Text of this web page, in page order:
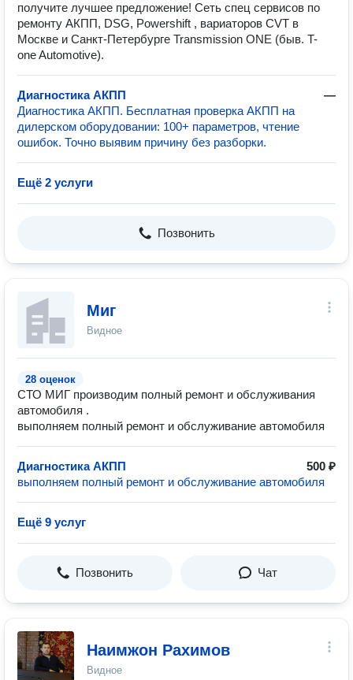
получите лучшее предложение! Сеть спец сервисов по
ремонту АКПП, DSG, Powershift , вариаторов CVT в
Москве и Санкт-Петербурге Transmission ONE (быв. T-
one Automotive).
Диагностика АКПП
—
Диагностика АКПП. Бесплатная проверка АКПП на
дилерском оборудовании: 100+ параметров, чтение
ошибок. Точно выявим причину без разборки.
Ещё 2 услуги
Позвонить
Миг
Видное
28 оценок
СТО МИГ производим полный ремонт и обслуживания
автомобиля .
выполняем полный ремонт и обслуживание автомобиля
Диагностика АКПП
500 ₽
выполняем полный ремонт и обслуживание автомобиля
Ещё 9 услуг
Позвонить Чат
Наимжон Рахимов
Видное